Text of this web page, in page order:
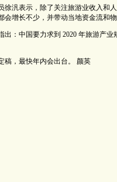
汎表示，除了关注旅游业收入和
会增长不少，并带动当地资金流和
出：中国要力求到 2020 年旅游产
稿，最快年内会出台。 颜英